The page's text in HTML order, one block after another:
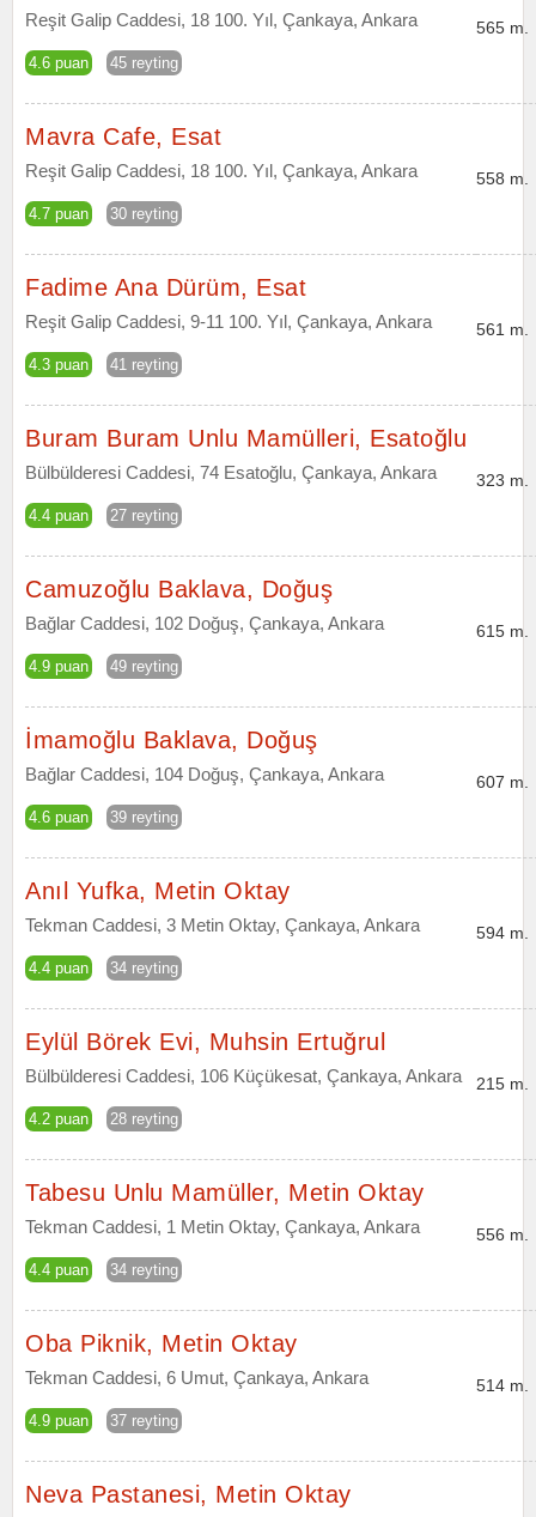
Reşit Galip Caddesi, 18 100. Yıl, Çankaya, Ankara
4.6 puan 45 reyting
565 m.
Mavra Cafe, Esat
Reşit Galip Caddesi, 18 100. Yıl, Çankaya, Ankara
4.7 puan 30 reyting
558 m.
Fadime Ana Dürüm, Esat
Reşit Galip Caddesi, 9-11 100. Yıl, Çankaya, Ankara
4.3 puan 41 reyting
561 m.
Buram Buram Unlu Mamülleri, Esatoğlu
Bülbülderesi Caddesi, 74 Esatoğlu, Çankaya, Ankara
4.4 puan 27 reyting
323 m.
Camuzoğlu Baklava, Doğuş
Bağlar Caddesi, 102 Doğuş, Çankaya, Ankara
4.9 puan 49 reyting
615 m.
İmamoğlu Baklava, Doğuş
Bağlar Caddesi, 104 Doğuş, Çankaya, Ankara
4.6 puan 39 reyting
607 m.
Anıl Yufka, Metin Oktay
Tekman Caddesi, 3 Metin Oktay, Çankaya, Ankara
4.4 puan 34 reyting
594 m.
Eylül Börek Evi, Muhsin Ertuğrul
Bülbülderesi Caddesi, 106 Küçükesat, Çankaya, Ankara
4.2 puan 28 reyting
215 m.
Tabesu Unlu Mamüller, Metin Oktay
Tekman Caddesi, 1 Metin Oktay, Çankaya, Ankara
4.4 puan 34 reyting
556 m.
Oba Piknik, Metin Oktay
Tekman Caddesi, 6 Umut, Çankaya, Ankara
4.9 puan 37 reyting
514 m.
Neva Pastanesi, Metin Oktay